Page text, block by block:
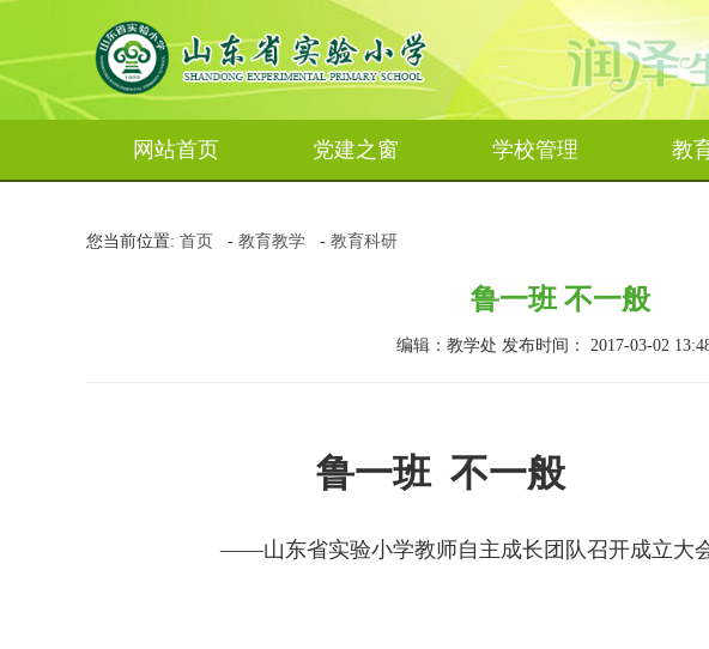
网站首页 党建之窗 学校管理 教
您当前位置: 首页 - 教育教学 - 教育科研
鲁一班 不一般
编辑：教学处 发布时间： 2017-03-02
鲁一班 不一般
——山东省实验小学教师自主成长团队召开成立大